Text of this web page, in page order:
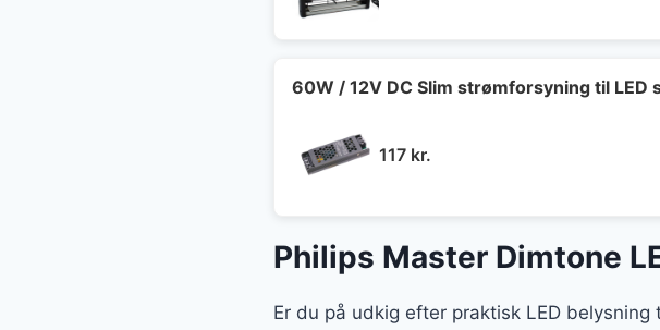
60W / 12V DC Slim strømforsyning til LED
117 kr.
Philips Master Dimtone
Er du på udkig efter praktisk LED